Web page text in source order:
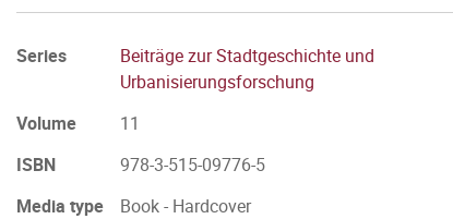
Series
Beiträge zur Stadtgeschichte und
Urbanisierungsforschung
Volume
11
ISBN
978-3-515-09776-5
Media type
Book - Hardcover